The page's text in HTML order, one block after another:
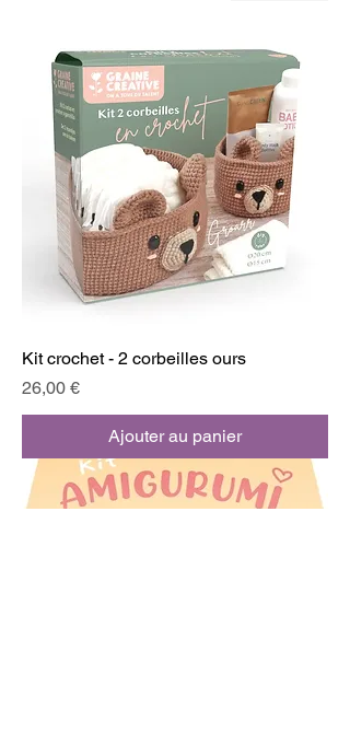
Kit crochet - 2 corbeilles ours
Prix
26,00 €
Ajouter au panier